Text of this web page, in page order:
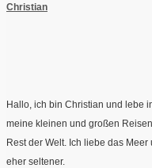
Christian
Hallo, ich bin Christian und lebe
meine kleinen und großen
Rest der Welt. Ich liebe das
eher seltener.